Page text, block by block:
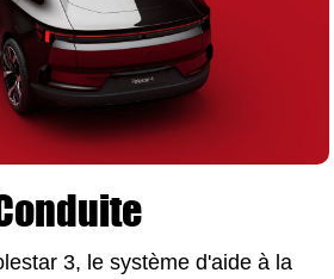
3, le système d'aide à la